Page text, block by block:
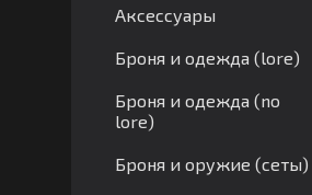
Аксессуары
Броня и одежда (lore)
Броня и одежда (no
lore)
Броня и оружие (сеты)